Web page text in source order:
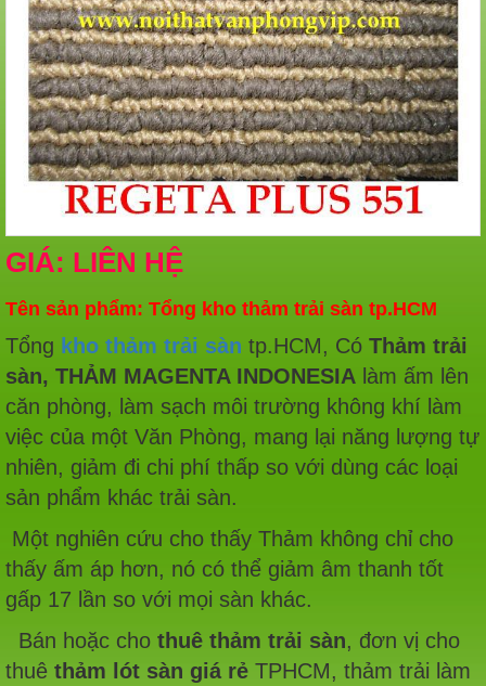
GIÁ: LIÊN HỆ
Tên sản phẩm: Tổng kho thảm trải sàn tp.HCM
Tổng kho thảm trải sàn tp.HCM, Có Thảm trải
sàn, THẢM MAGENTA INDONESIA làm ấm lên
căn phòng, làm sạch môi trường không khí làm
việc của một Văn Phòng, mang lại năng lượng tự
nhiên, giảm đi chi phí thấp so với dùng các loại
sản phẩm khác trải sàn.
Một nghiên cứu cho thấy Thảm không chỉ cho
thấy ấm áp hơn, nó có thể giảm âm thanh tốt
gấp 17 lần so với mọi sàn khác.
Bán hoặc cho thuê thảm trải sàn, đơn vị cho
thuê thảm lót sàn giá rẻ TPHCM, thảm trải làm